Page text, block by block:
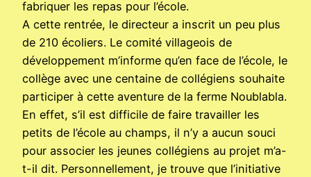
fabriquer les repas pour l’école.
A cette rentrée, le directeur a inscrit un peu plus
de 210 écoliers. Le comité villageois de
développement m’informe qu’en face de l’école, le
collège avec une centaine de collégiens souhaite
participer à cette aventure de la ferme Noublabla.
En effet, s’il est difficile de faire travailler les
petits de l’école au champs, il n’y a aucun souci
pour associer les jeunes collégiens au projet m’a-
t-il dit. Personnellement, je trouve que l’initiative